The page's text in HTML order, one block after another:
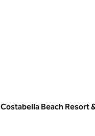
Costabella Beach Resort